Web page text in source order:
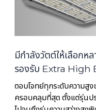
มีกำลังวัตต์ให้เลือกห
รองรับ Extra High
ตอบโจทย์ทุกระดับความสู
ครอบคลุมที่สุด ตั้งแต่รุ่นป